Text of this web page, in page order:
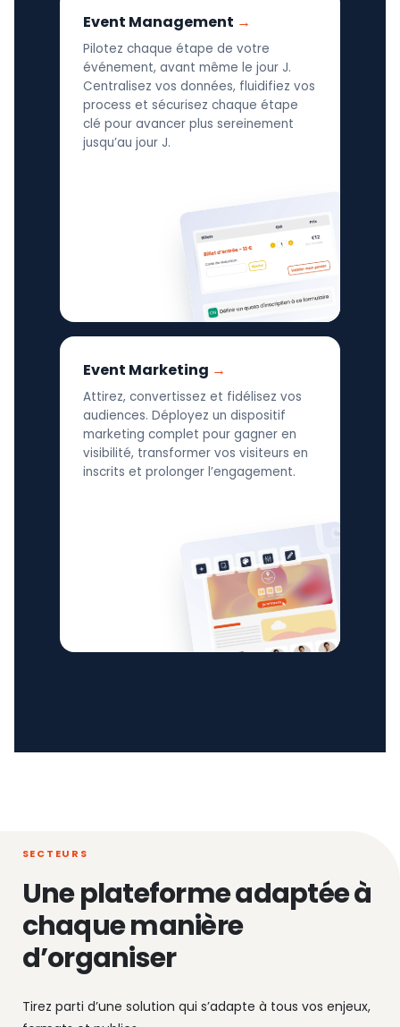
Event Management
Pilotez chaque étape de votre
événement, avant même le jour J.
Centralisez vos données, fluidifiez vos
process et sécurisez chaque étape
clé pour avancer plus sereinement
jusqu’au jour J.
Event Marketing
Attirez, convertissez et fidélisez vos
audiences. Déployez un dispositif
marketing complet pour gagner en
visibilité, transformer vos visiteurs en
inscrits et prolonger l’engagement.
SECTEURS
Une plateforme adaptée à
chaque manière
d’organiser
Tirez parti d’une solution qui s’adapte à tous vos enjeux,